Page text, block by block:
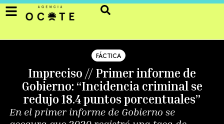
FÁCTICA
Impreciso // Primer informe de
Gobierno: “Incidencia criminal se
redujo 18.4 puntos porcentuales”
En el primer informe de Gobierno se